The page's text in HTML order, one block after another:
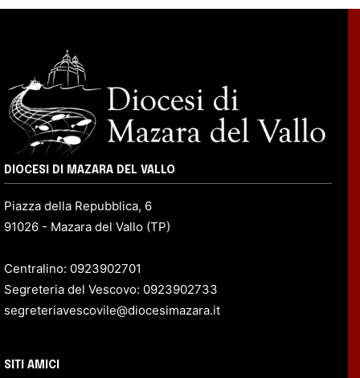
DIOCESI DI MAZARA DEL VALLO
Piazza della Repubblica, 6
91026 - Mazara del Vallo (TP)
Centralino: 0923902701
Segreteria del Vescovo: 0923902733
segreteriavescovile@diocesimazara.it
SITI AMICI